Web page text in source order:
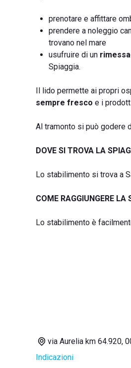
prenotare e affittare
prendere a noleggio
trovano nel mare
usufruire di un
Spiaggia.
Il lido permette ai propri
sempre fresco e i
Al tramonto si può godere
DOVE SI TROVA LA
Lo stabilimento si trova a
COME RAGGIUNGERE LA
Lo stabilimento è
via Aurelia km 64.920,
Indicazioni